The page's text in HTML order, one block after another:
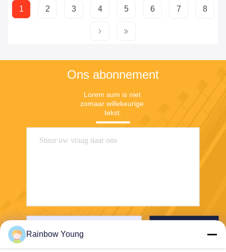
1 2 3 4 5 6 7 8
Ons abonnement
Lorem sum is niet
zomaar willekeurige
tekst.
Rainbow Young